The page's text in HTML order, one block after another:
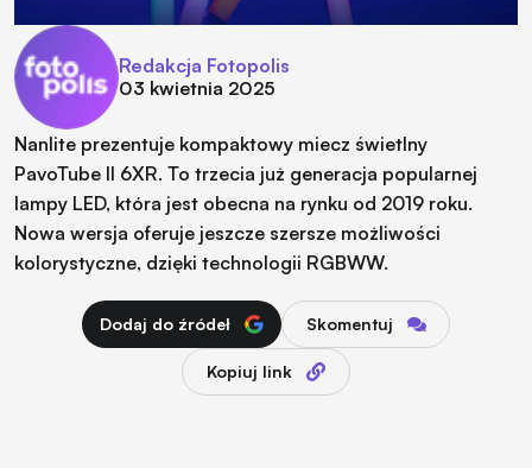
Redakcja Fotopolis
03 kwietnia 2025
Nanlite prezentuje kompaktowy miecz świetlny
PavoTube II 6XR. To trzecia już generacja popularnej
lampy LED, która jest obecna na rynku od 2019 roku.
Nowa wersja oferuje jeszcze szersze możliwości
kolorystyczne, dzięki technologii RGBWW.
Dodaj do źródeł Skomentuj
Kopiuj link